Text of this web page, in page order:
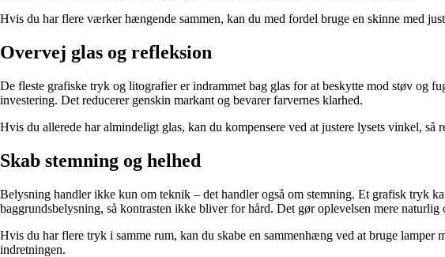
Hvis du har flere værker hængende sammen, kan du med fordel bruge en skinne med
Overvej glas og refleksion
De fleste grafiske tryk og litografier er indrammet bag glas for at beskytte mod støv og
investering. Det reducerer genskin markant og bevarer farvernes klarhed.
Hvis du allerede har almindeligt glas, kan du kompensere ved at justere lysets vinkel, så
Skab stemning og helhed
Belysning handler ikke kun om teknik – det handler også om stemning. Et grafisk tryk
baggrundsbelysning, så kontrasten ikke bliver for hård. Det gør oplevelsen mere naturlig
Hvis du har flere tryk i samme rum, kan du skabe en sammenhæng ved at bruge
indretningen.